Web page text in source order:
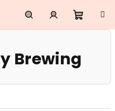
HledatPřihlášení
košík
Brewing